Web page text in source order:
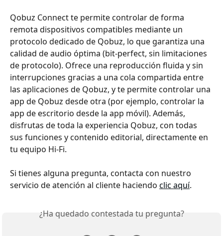
Qobuz Connect te permite controlar de forma
remota dispositivos compatibles mediante un
protocolo dedicado de Qobuz, lo que garantiza una
calidad de audio óptima (bit-perfect, sin limitaciones
de protocolo). Ofrece una reproducción fluida y sin
interrupciones gracias a una cola compartida entre
las aplicaciones de Qobuz, y te permite controlar una
app de Qobuz desde otra (por ejemplo, controlar la
app de escritorio desde la app móvil). Además,
disfrutas de toda la experiencia Qobuz, con todas
sus funciones y contenido editorial, directamente en
tu equipo Hi-Fi.
Si tienes alguna pregunta, contacta con nuestro
servicio de atención al cliente haciendo clic aquí.
¿Ha quedado contestada tu pregunta?